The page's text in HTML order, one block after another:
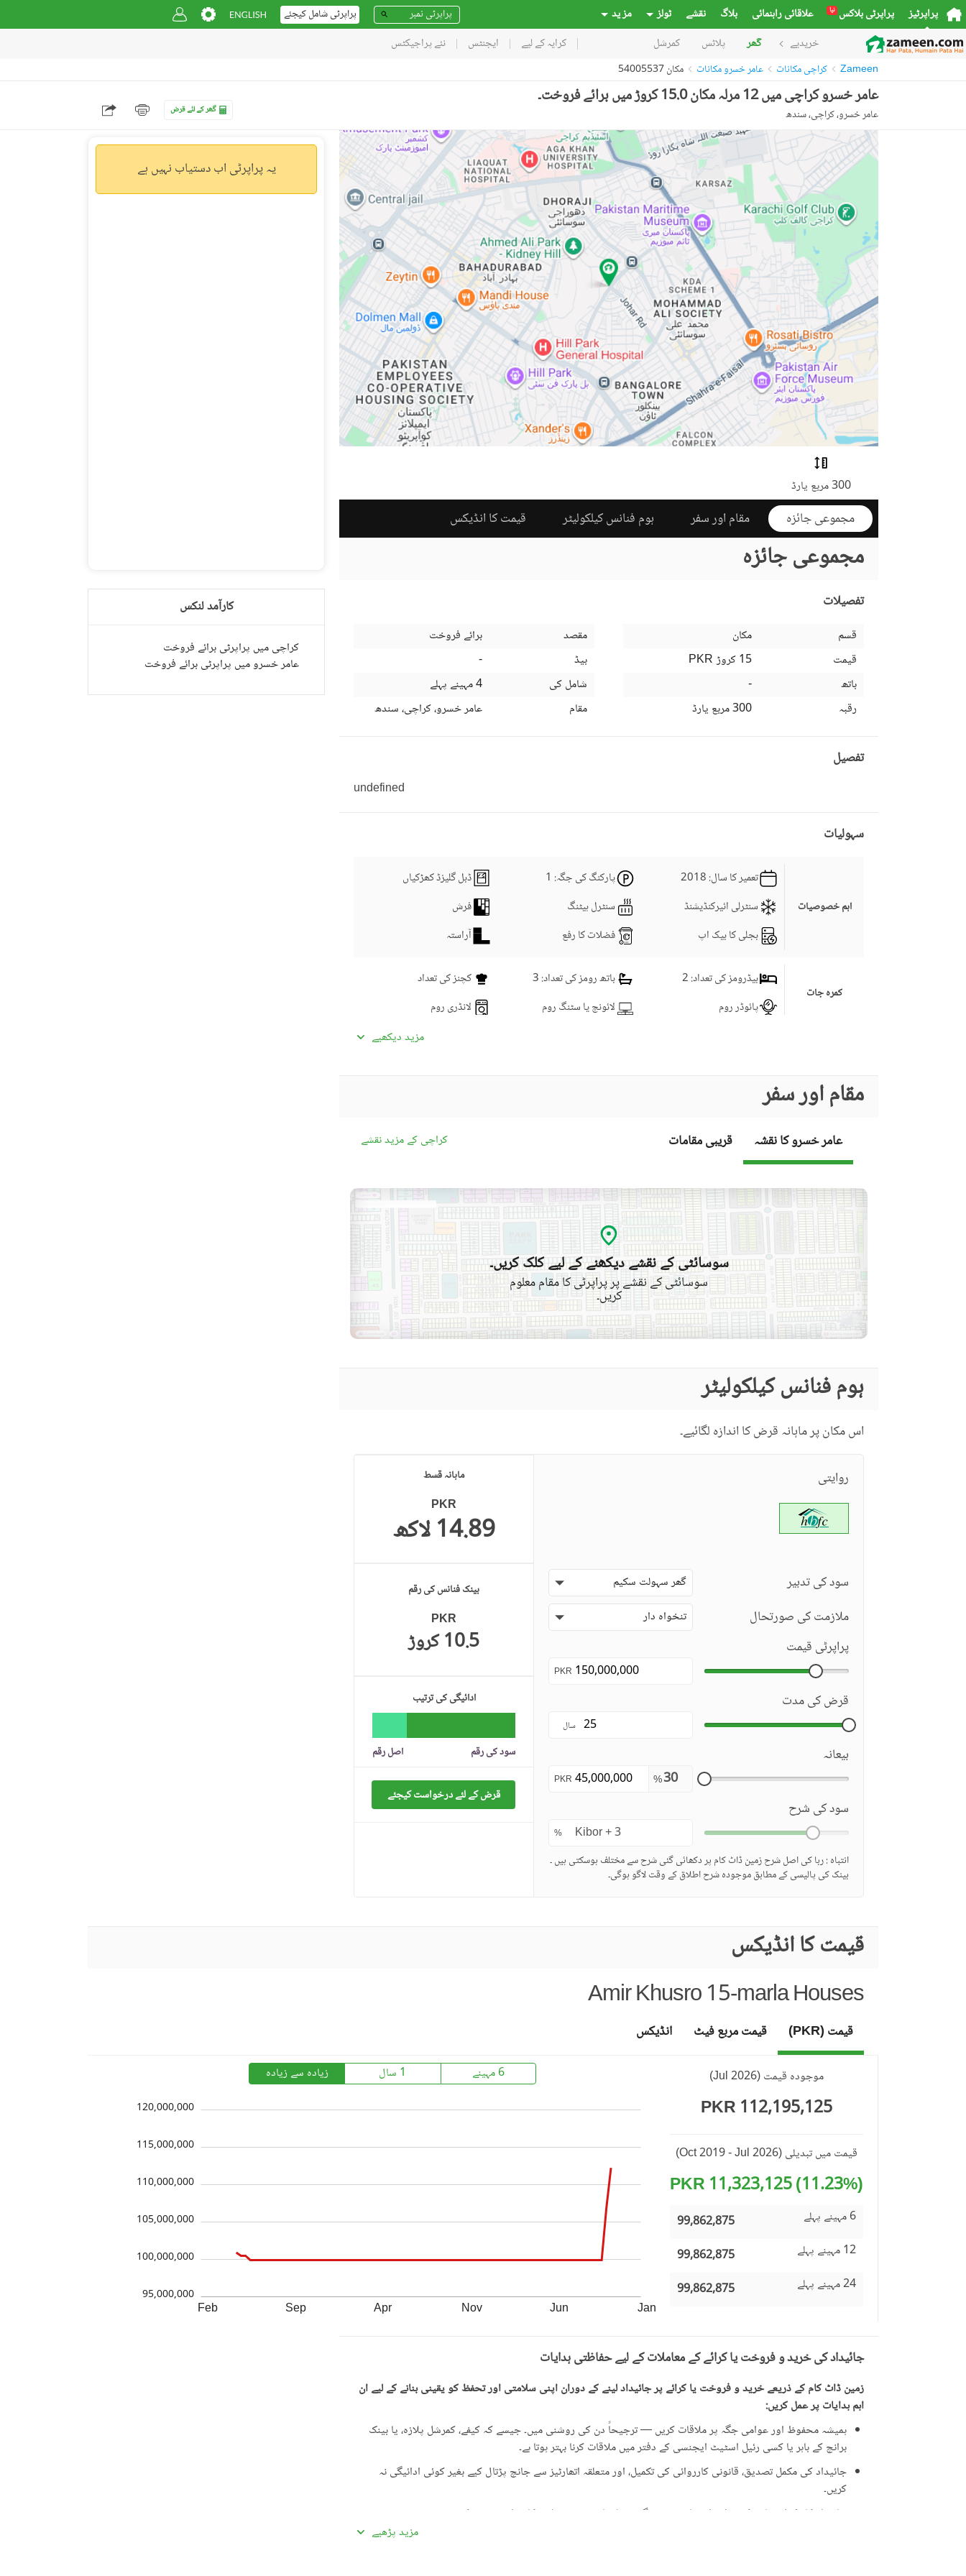
پراپرٹیز پراپرٹی بلاکس نیا علاقائی راہنمائی بلاگ نقشے ٹولز مز ید پراپرٹی شامل کیجئے
خریدیے گھر پلاٹس کمرشل کرایہ کے لیے ایجنٹس نئے پراجیکٹس
Zameen کراچی مکانات عامر خسرو مکانات مکان 54005537
عامر خسرو کراچی میں 12 مرلہ مکان 15.0 کروڑ میں برائے فروخت۔
عامر خسرو، کراچی، سندھ گھر کے لئے قرض
300 مربع یارڈ
مجموعی جائزہ مقام اور سفر ہوم فنانس کیلکولیٹر قیمت کا انڈیکس
مجموعی جائزہ
تفصیلات
قسم
مکان
قیمت
PKR
15 کروڑ
باتھ
-
رقبہ
300 مربع یارڈ
مقصد
برائے فروخت
بیڈ
-
شامل کی
4 مہینے پہلے
مقام
عامر خسرو، کراچی، سندھ
تفصیل
undefined
سہولیات
اہم خصوصیات
تعمیر کا سال: 2018 پارکنگ کی جگہ: 1
ڈبل گلیزڈ کھڑکیاں
سنٹرلی ائیرکنڈیشنڈ
سنٹرل ہیٹنگ
فرش
بجلی کا بیک اپ
فضلات کا رفع آراستہ
کمرہ جات
بیڈرومز کی تعداد: 2 باتھ رومز کی تعداد: 3
کچنز کی تعداد
پائوڈر روم
لائونج یا سٹنگ روم لانڈری روم
بار بی کیو کا حصہ
کمیونٹی سنٹر
تفریح اور صحت سونا جکوزی
نزدیکی علاقے اور
دوسری خصوصیات
قریبی ہسپتال
قریبی شاپنگ مالز
قریبی ریسٹورنٹ
ائیرپورٹ سے فاصلہ (کلومیٹر
میں)
قریبی پبلک ٹرانسپورٹ سروس
دیگر قریبی جگہیں
مزید خصوصیات دیکھ بھال کا عملہ حفاظتی عملہ دیگر سہولیات
مزید دیکھیے
مقام اور سفر
عامر خسرو کا نقشہ قریبی مقامات کراچی کے مزید نقشے
سوسائٹی کے نقشے دیکھنے کے لیے کلک کریں۔
سوسائٹی کے نقشے پر پراپرٹی کا مقام معلوم
کریں۔
ہوم فنانس کیلکولیٹر
اس مکان پر ماہانہ قرض کا اندازہ لگائیے۔
روایتی
سود کی تدبیر گھر سہولت سکیم
ملازمت کی صورتحال تنخواہ دار
پراپرٹی قیمت
PKR
قرض کی مدت
سال
بیعانہ
%
PKR
سود کی شرح
%
انتباہ : ربا کی اصل شرح زمین ڈاٹ کام پر دکھائی گئی شرح سے مختلف ہوسکتی ہیں ۔
بینک کی پالیسی کے مطابق موجودہ شرح اطلاق کے وقت لاگو ہوگی۔
ماہانہ قسط
PKR
14.89 لاکھ
بینک فنانس کی رقم
PKR
10.5 کروڑ
ادائیگی کی ترتیب
سود کی رقم اصل رقم
قرض کے لئے درخواست کیجئے
قیمت کا انڈیکس
Amir Khusro 15-marla Houses
موجودہ قیمت(
Jul 2026
)
112,195,125 PKR
قیمت میں تبدیلی(Oct 2019 - Jul 2026)
(11.23%) 11,323,125 PKR
6 مہینے پہلے
99,862,875
12 مہینے پہلے
99,862,875
24 مہینے پہلے
99,862,875
6 مہینے 1 سال زیادہ سے زیادہ
Feb Sep Apr Nov Jun Jan
95,000,000
100,000,000
105,000,000
110,000,000
115,000,000
120,000,000
قیمت (PKR) قیمت مربع فیٹ انڈیکس
جائیداد کی خرید و فروخت یا کرائے کے معاملات کے لیے حفاظتی ہدایات
زمین ڈاٹ کام کے ذریعے خرید و فروخت یا کرائے پر جائیداد لینے کے دوران اپنی سلامتی اور تحفظ کو یقینی بنانے کے لیے ان
اہم ہدایات پر عمل کریں:
ہمیشہ محفوظ اور عوامی جگہ پر ملاقات کریں — ترجیحاً دن کی روشنی میں۔ جیسے کہ کیفے، کمرشل پلازہ، یا بینک
برانچ کے باہر یا کسی رئیل اسٹیٹ ایجنسی کے دفتر میں ملاقات کرنا بہتر ہوتا ہے۔
جائیداد کی مکمل تصدیق، قانونی کارروائی کی تکمیل، اور متعلقہ اتھارٹیز سے جانچ پڑتال کیے بغیر کوئی ادائیگی نہ
کریں۔
جائیداد کا مکمل معائنہ کریں اور اشتہار میں دی گئی معلومات سے تفصیلات کا موازنہ ضرور کریں۔
ایسی پیشکشوں سے ہوشیار رہیں جو حقیقت سے زیادہ اچھی لگیں۔ غیرمعمولی طور پر کم قیمتیں دھوکہ دہی کی
مزید پڑھیے
یہ پراپرٹی اب دستیاب نہیں ہے
کارآمد لنکس
کراچی میں پراپرٹی برائے فروخت
عامر خسرو میں پراپرٹی برائے فروخت